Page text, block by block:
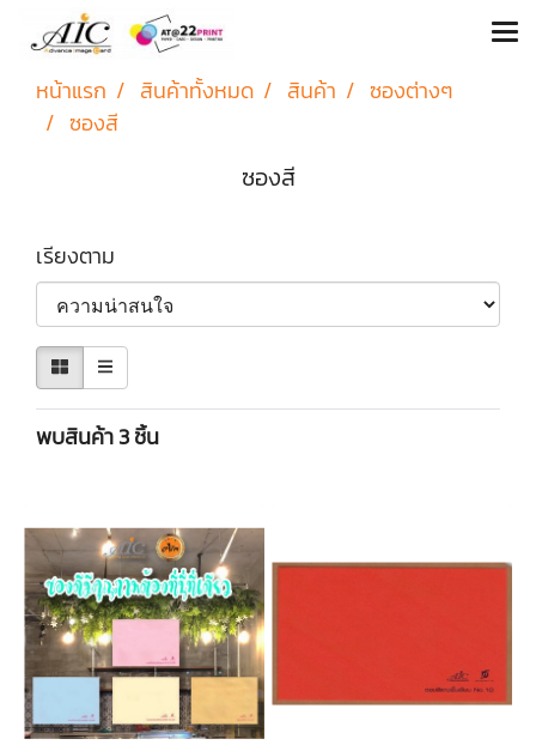
หน้าแรก สินค้าทั้งหมด สินค้า
ซองต่างๆ
ซองสี
ซองสี
เรียงตาม
พบสินค้า 3 ชิ้น